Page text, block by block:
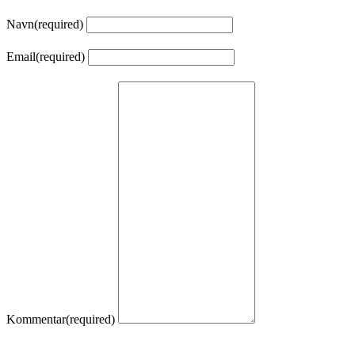
Navn(required)
Email(required)
Kommentar(required)